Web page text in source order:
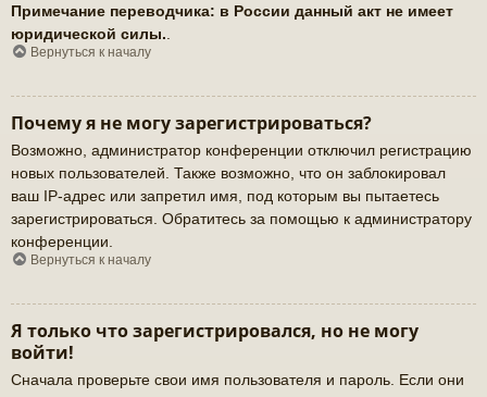
Примечание переводчика: в России данный акт не имеет
юридической силы.
Вернуться к началу
Почему я не могу зарегистрироваться?
Возможно, администратор конференции отключил регистрацию
новых пользователей. Также возможно, что он заблокировал
ваш IP-адрес или запретил имя, под которым вы пытаетесь
зарегистрироваться. Обратитесь за помощью к администратору
конференции.
Вернуться к началу
Я только что зарегистрировался, но не могу
войти!
Сначала проверьте свои имя пользователя и пароль. Если они